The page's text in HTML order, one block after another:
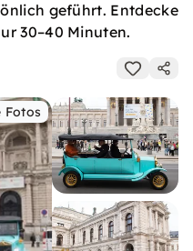
geführt. Entdecke
30–40 Minuten.
Fotos